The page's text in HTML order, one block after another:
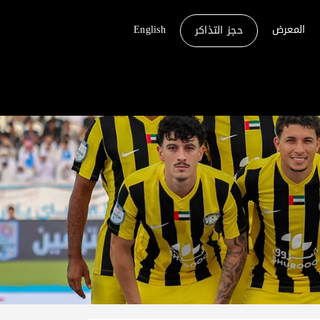
المعرض حجز التذاكر English